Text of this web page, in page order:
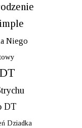
Niego
DT
DT
Dziadka